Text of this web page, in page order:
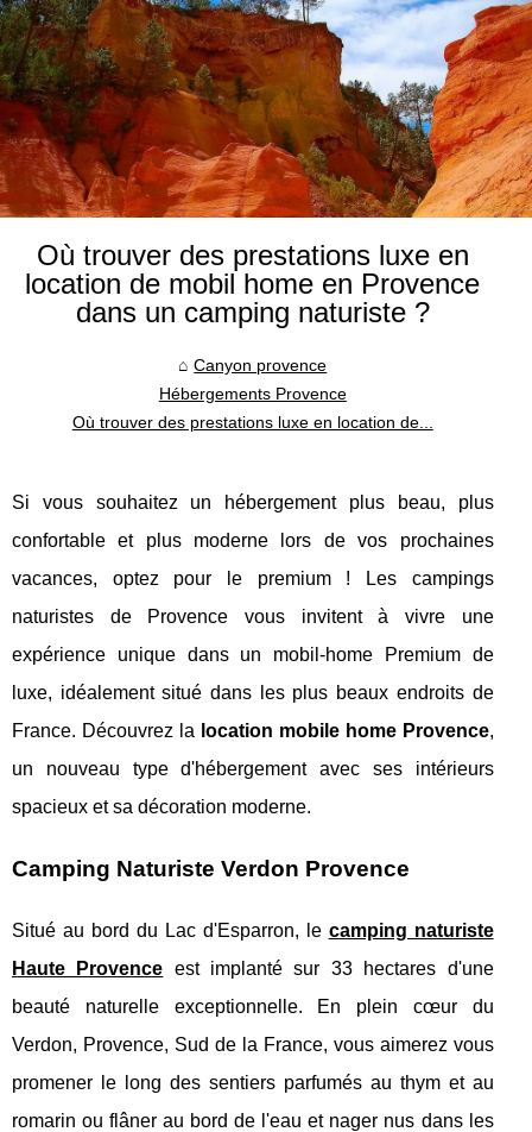
Où trouver des prestations luxe en
location de mobil home en Provence
dans un camping naturiste ?
Canyon provence
Hébergements Provence
Où trouver des prestations luxe en location de...
Si vous souhaitez un hébergement plus beau, plus
confortable et plus moderne lors de vos prochaines
vacances, optez pour le premium ! Les campings
naturistes de Provence vous invitent à vivre une
expérience unique dans un mobil-home Premium de
luxe, idéalement situé dans les plus beaux endroits de
France. Découvrez la location mobile home Provence,
un nouveau type d'hébergement avec ses intérieurs
spacieux et sa décoration moderne.
Camping Naturiste Verdon Provence
Situé au bord du Lac d'Esparron, le camping naturiste
Haute Provence est implanté sur 33 hectares d'une
beauté naturelle exceptionnelle. En plein cœur du
Verdon, Provence, Sud de la France, vous aimerez vous
promener le long des sentiers parfumés au thym et au
romarin ou flâner au bord de l'eau et nager nus dans les